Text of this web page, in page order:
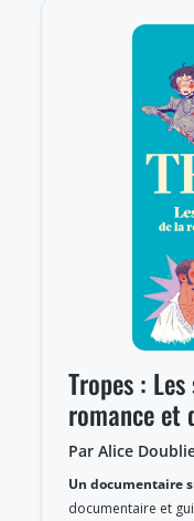
Tropes :
romance et
Par Alice
Un documentaire
documentaire et